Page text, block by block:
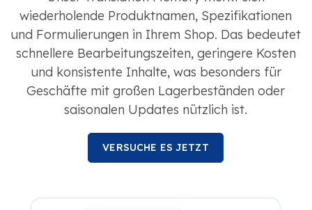
wiederholende Produktnamen, Spezifikationen
und Formulierungen in Ihrem Shop. Das bedeutet
schnellere Bearbeitungszeiten, geringere Kosten
und konsistente Inhalte, was besonders für
Geschäfte mit großen Lagerbeständen oder
saisonalen Updates nützlich ist.
VERSUCHE ES JETZT